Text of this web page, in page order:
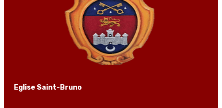
Eglise Saint-Bruno